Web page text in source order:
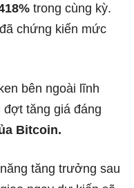
trong cùng kỳ.
đã chứng kiến ​​mức
bên ngoài lĩnh
tăng giá đáng
Bitcoin.
tăng trưởng sau